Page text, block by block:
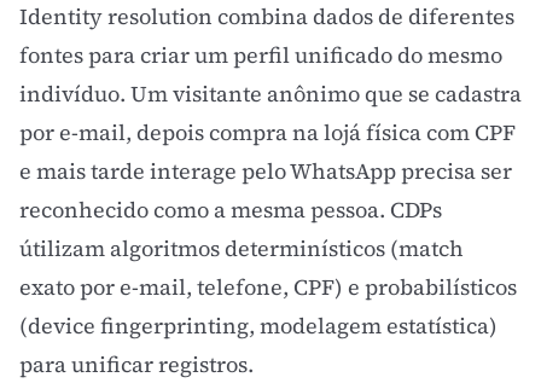
Identity resolution combina dados de diferentes
fontes para criar um perfil unificado do mesmo
indivíduo. Um visitante anônimo que se cadastra
por e-mail, depois compra na lojá física com CPF
e mais tarde interage pelo WhatsApp precisa ser
reconhecido como a mesma pessoa. CDPs
útilizam algoritmos determinísticos (match
exato por e-mail, telefone, CPF) e probabilísticos
(device fingerprinting, modelagem estatística)
para unificar registros.